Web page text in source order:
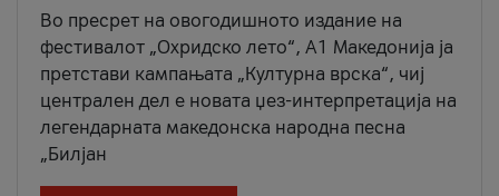
Во пресрет на овогодишното издание на
фестивалот „Охридско лето“, А1 Македонија ја
претстави кампањата „Културна врска“, чиј
централен дел е новата џез-интерпретација на
легендарната македонска народна песна
„Билјан